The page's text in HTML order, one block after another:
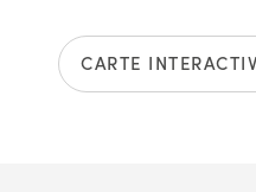
CARTE